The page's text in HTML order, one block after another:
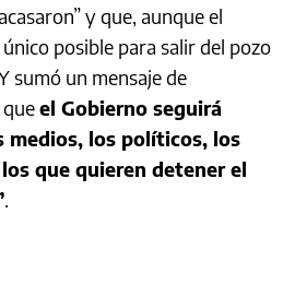
y que, aunque el
posible para salir del pozo
sumó un mensaje de
el Gobierno seguirá
medios, los políticos, los
que quieren detener el
.